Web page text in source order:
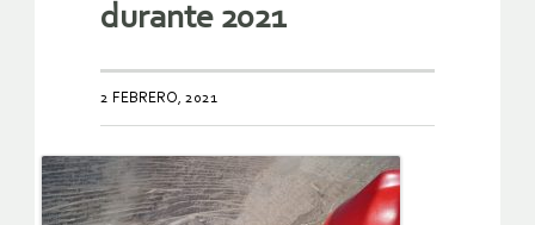
durante 2021
2 FEBRERO, 2021